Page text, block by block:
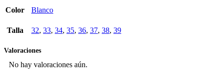
Color Blanco
Talla 32, 33, 34, 35, 36, 37, 38, 39
Valoraciones
No hay valoraciones aún.